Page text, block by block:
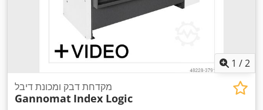
1 /2
מקדחת דבק ומכונת דיבל
Gannomat Index Logic